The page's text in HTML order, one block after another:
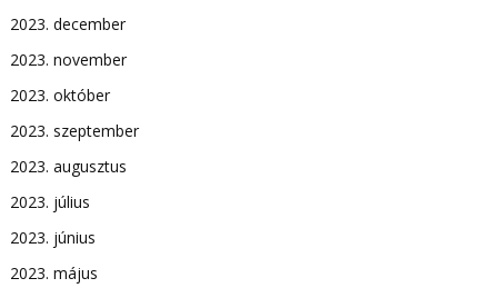
2023. december
2023. november
2023. október
2023. szeptember
2023. augusztus
2023. július
2023. június
2023. május